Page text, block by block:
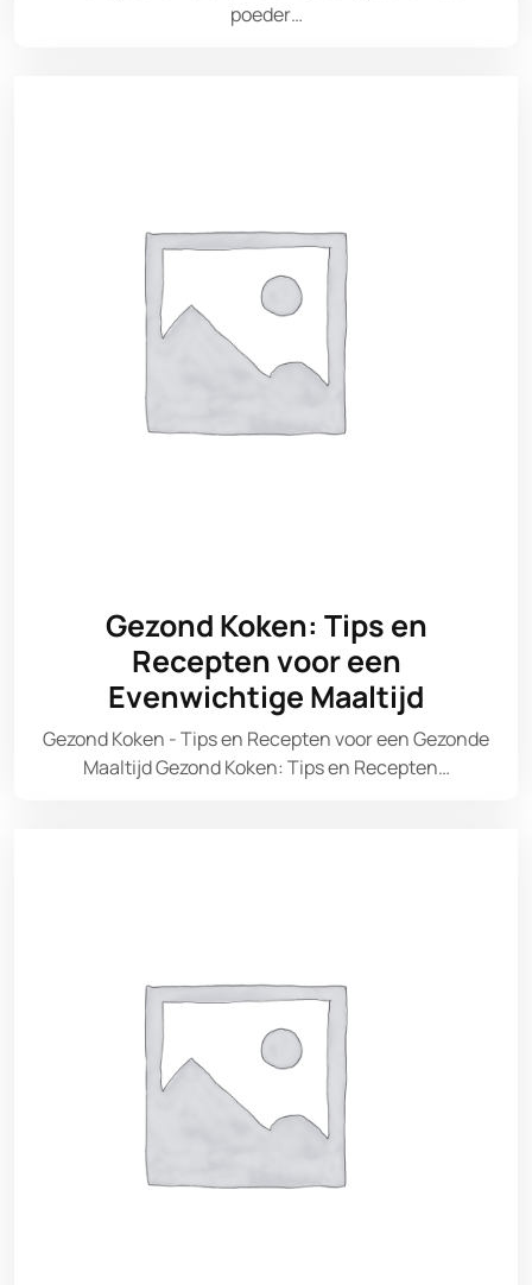
poeder…
Gezond Koken: Tips en
Recepten voor een
Evenwichtige Maaltijd
Gezond Koken - Tips en Recepten voor een Gezonde
Maaltijd Gezond Koken: Tips en Recepten…